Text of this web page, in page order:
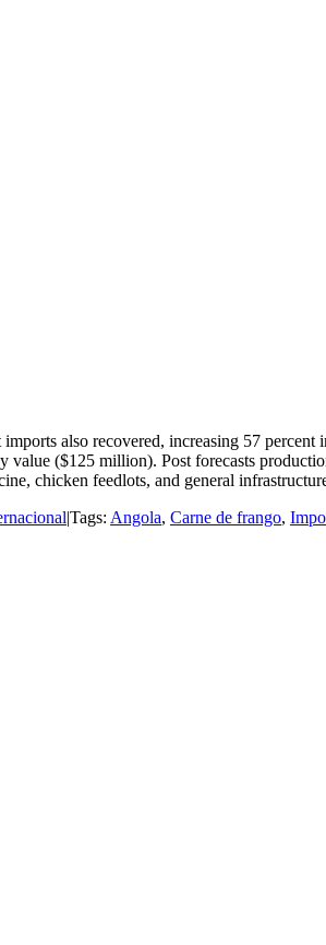
also recovered, increasing 57
($125 million). Post forecasts
chicken feedlots, and general
|Tags: Angola, Carne de frango,